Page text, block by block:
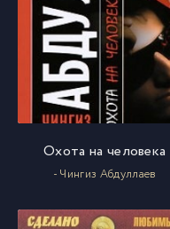
02_02_11
02_03_01
02_03_02
Охота на человека
- Чингиз Абдуллаев